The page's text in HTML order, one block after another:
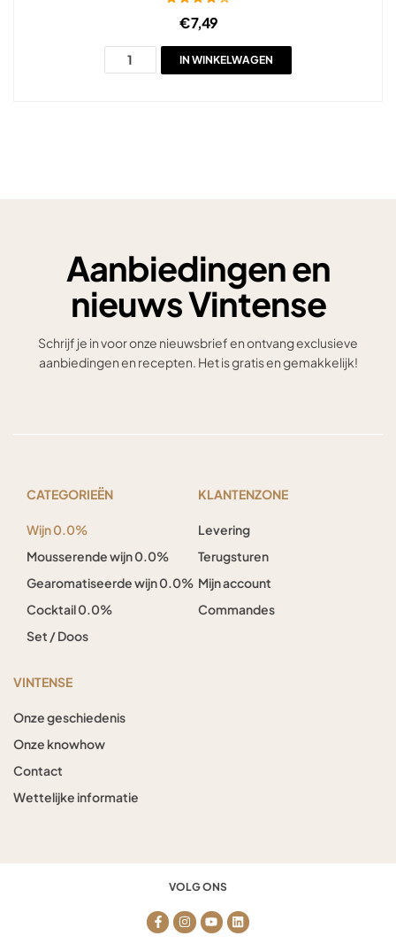
4.00uit 5
€7,49
IN WINKELWAGEN
Aanbiedingen en
nieuws Vintense
Schrijf je in voor onze nieuwsbrief en ontvang exclusieve
aanbiedingen en recepten. Het is gratis en gemakkelijk!
CATEGORIEËN
Wijn 0.0%
Mousserende wijn 0.0%
Gearomatiseerde wijn 0.0%
Cocktail 0.0%
Set / Doos
KLANTENZONE
Levering
Terugsturen
Mijn account
Commandes
VINTENSE
Onze geschiedenis
Onze knowhow
Contact
Wettelijke informatie
VOLG ONS